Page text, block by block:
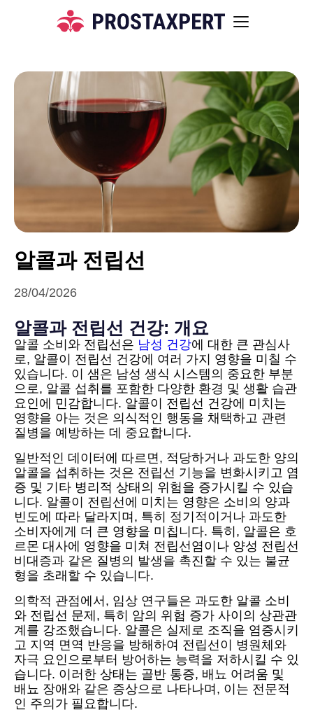
알콜과 전립선
28/04/2026
알콜과 전립선 건강: 개요
알콜 소비와 전립선은 남성 건강에 대한 큰 관심사
로, 알콜이 전립선 건강에 여러 가지 영향을 미칠 수
있습니다. 이 샘은 남성 생식 시스템의 중요한 부분
으로, 알콜 섭취를 포함한 다양한 환경 및 생활 습관
요인에 민감합니다. 알콜이 전립선 건강에 미치는
영향을 아는 것은 의식적인 행동을 채택하고 관련
질병을 예방하는 데 중요합니다.
일반적인 데이터에 따르면, 적당하거나 과도한 양의
알콜을 섭취하는 것은 전립선 기능을 변화시키고 염
증 및 기타 병리적 상태의 위험을 증가시킬 수 있습
니다. 알콜이 전립선에 미치는 영향은 소비의 양과
빈도에 따라 달라지며, 특히 정기적이거나 과도한
소비자에게 더 큰 영향을 미칩니다. 특히, 알콜은 호
르몬 대사에 영향을 미쳐 전립선염이나 양성 전립선
비대증과 같은 질병의 발생을 촉진할 수 있는 불균
형을 초래할 수 있습니다.
의학적 관점에서, 임상 연구들은 과도한 알콜 소비
와 전립선 문제, 특히 암의 위험 증가 사이의 상관관
계를 강조했습니다. 알콜은 실제로 조직을 염증시키
고 지역 면역 반응을 방해하여 전립선이 병원체와
자극 요인으로부터 방어하는 능력을 저하시킬 수 있
습니다. 이러한 상태는 골반 통증, 배뇨 어려움 및
배뇨 장애와 같은 증상으로 나타나며, 이는 전문적
인 주의가 필요합니다.